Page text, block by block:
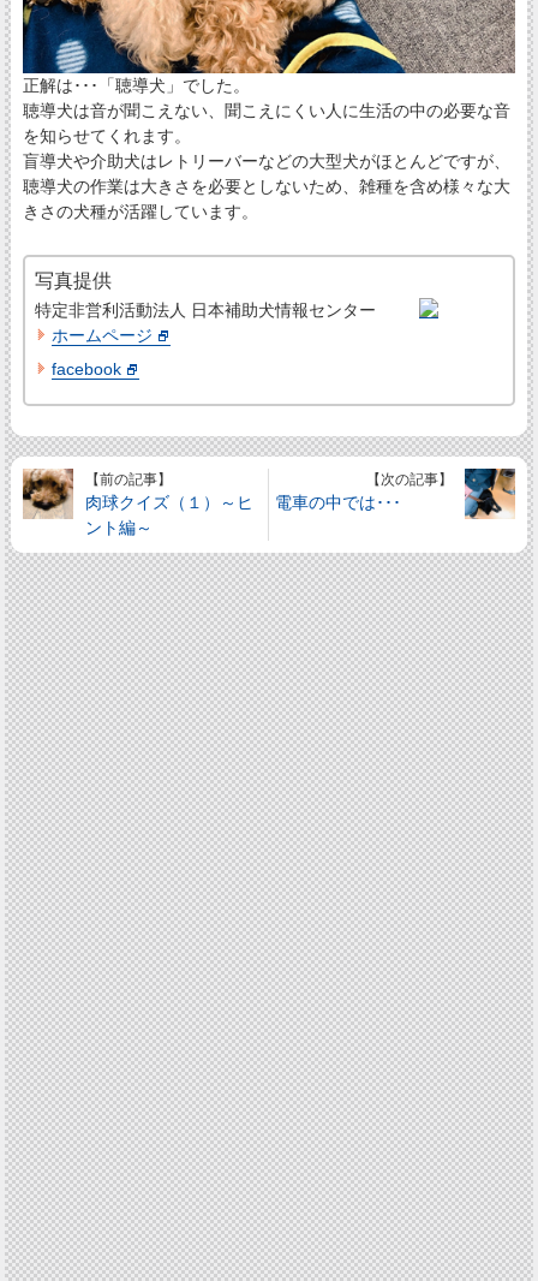
正解は･･･「聴導犬」でした。
聴導犬は音が聞こえない、聞こえにくい人に生活の中の必要な音
を知らせてくれます。
盲導犬や介助犬はレトリーバーなどの大型犬がほとんどですが、
聴導犬の作業は大きさを必要としないため、雑種を含め様々な大
きさの犬種が活躍しています。
写真提供
特定非営利活動法人 日本補助犬情報センター
ホームページ
facebook
【前の記事】
肉球クイズ（１）～ヒ
ント編～
【次の記事】
電車の中では･･･